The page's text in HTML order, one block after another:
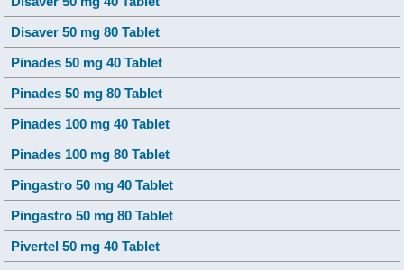
Disaver 50 mg 80 Tablet
Pinades 50 mg 40 Tablet
Pinades 50 mg 80 Tablet
Pinades 100 mg 40 Tablet
Pinades 100 mg 80 Tablet
Pingastro 50 mg 40 Tablet
Pingastro 50 mg 80 Tablet
Pivertel 50 mg 40 Tablet